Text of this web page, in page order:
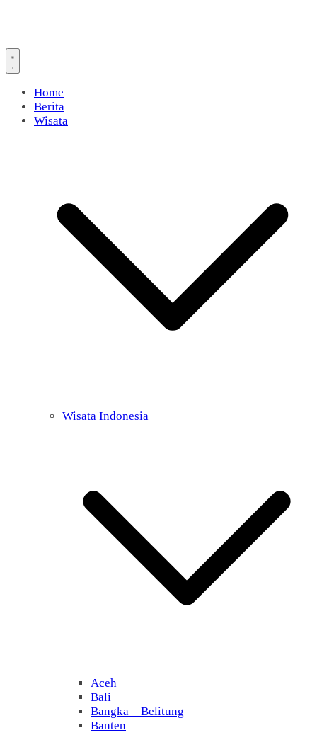
Home
Berita
Wisata
Wisata Indonesia
Aceh
Bali
Bangka – Belitung
Banten